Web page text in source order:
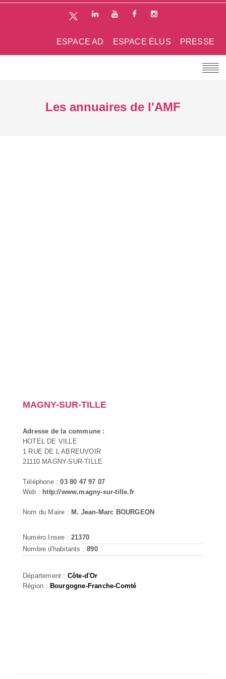
PRESSE
ESPACE ÉLUS
ESPACE AD
Les annuaires de l'AMF
MAGNY-SUR-TILLE
Adresse de la commune :
HOTEL DE VILLE
1 RUE DE L ABREUVOIR
21110 MAGNY-SUR-TILLE
Téléphone :03 80 47 97 07
Web : http://www.magny-sur-tille.fr
Nom du Maire : M. Jean-Marc BOURGEON
Numéro Insee : 21370
Nombre d'habitants :890
Département : Côte-d'Or
Région : Bourgogne-Franche-Comté